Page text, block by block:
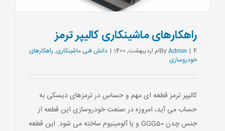
راهکارهای ماشینکاری کالیپر ترمز
ByAdmin | 4ام اردیبهشت, 1400 | دانش فنی ماشینکاری, راهکارهای
خودروسازی
کالیپر ترمز قطعه ای مهم و حساس در ترمزهای دیسکی به
حساب می آید، امروزه در صنعت خودروسازی این قطعه از
جنس چدن GGG50 و یا آلومینیوم ساخته می شود. این قطعه